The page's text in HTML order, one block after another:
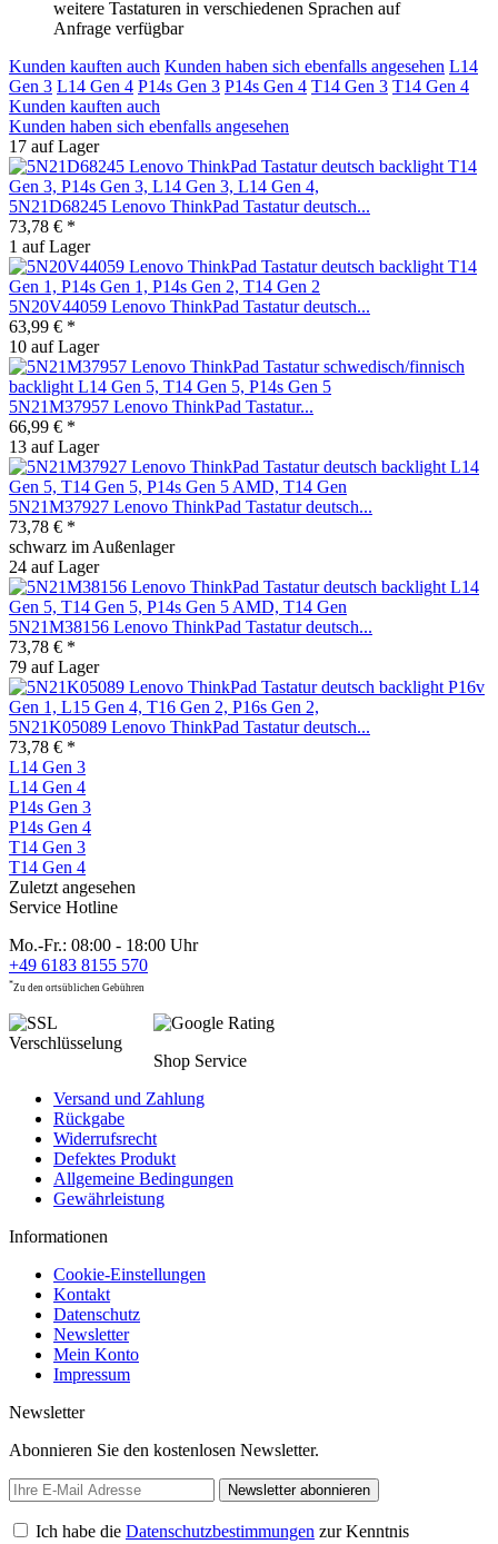
weitere Tastaturen in verschiedenen Sprachen auf
Anfrage verfügbar
Kunden kauften auch Kunden haben sich ebenfalls angesehen L14
Gen 3 L14 Gen 4 P14s Gen 3 P14s Gen 4 T14 Gen 3 T14 Gen 4
Kunden kauften auch
Kunden haben sich ebenfalls angesehen
17 auf Lager
5N21D68245 Lenovo ThinkPad Tastatur deutsch...
73,78 € *
1 auf Lager
5N20V44059 Lenovo ThinkPad Tastatur deutsch...
63,99 € *
10 auf Lager
5N21M37957 Lenovo ThinkPad Tastatur...
66,99 € *
13 auf Lager
5N21M37927 Lenovo ThinkPad Tastatur deutsch...
73,78 € *
schwarz im Außenlager
24 auf Lager
5N21M38156 Lenovo ThinkPad Tastatur deutsch...
73,78 € *
79 auf Lager
5N21K05089 Lenovo ThinkPad Tastatur deutsch...
73,78 € *
L14 Gen 3
L14 Gen 4
P14s Gen 3
P14s Gen 4
T14 Gen 3
T14 Gen 4
Zuletzt angesehen
Service Hotline
Mo.-Fr.: 08:00 - 18:00 Uhr
+49 6183 8155 570
*Zu den ortsüblichen Gebühren
Shop Service
Versand und Zahlung
Rückgabe
Widerrufsrecht
Defektes Produkt
Allgemeine Bedingungen
Gewährleistung
Informationen
Cookie-Einstellungen
Kontakt
Datenschutz
Newsletter
Mein Konto
Impressum
Newsletter
Abonnieren Sie den kostenlosen Newsletter.
Newsletter abonnieren
Ich habe die Datenschutzbestimmungen zur Kenntnis